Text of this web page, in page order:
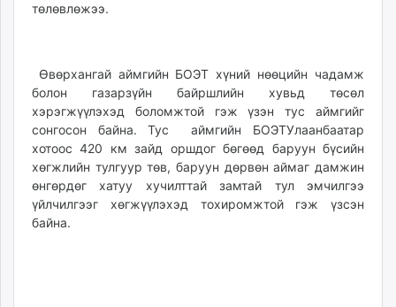
төлөвлөжээ.
Өвөрхангай аймгийн БОЭТ хүний нөөцийн чадамж
болон газарзүйн байршлийн хувьд төсөл
хэрэгжүүлэхэд боломжтой гэж үзэн тус аймгийг
сонгосон байна. Тус аймгийн БОЭТУлаанбаатар
хотоос 420 км зайд оршдог бөгөөд баруун бүсийн
хөгжлийн тулгуур төв, баруун дөрвөн аймаг дамжин
өнгөрдөг хатуу хучилттай замтай тул эмчилгээ
үйлчилгээг хөгжүүлэхэд тохиромжтой гэж үзсэн
байна.